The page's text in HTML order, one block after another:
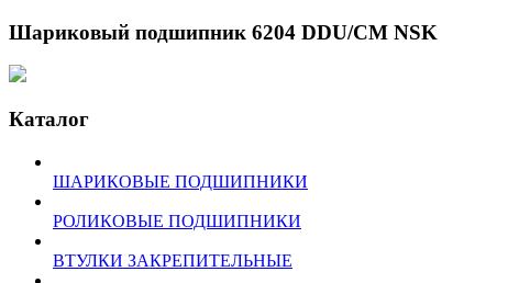
Шариковый подшипник 6204 DDU/CM NSK
Каталог
ШАРИКОВЫЕ ПОДШИПНИКИ
РОЛИКОВЫЕ ПОДШИПНИКИ
ВТУЛКИ ЗАКРЕПИТЕЛЬНЫЕ